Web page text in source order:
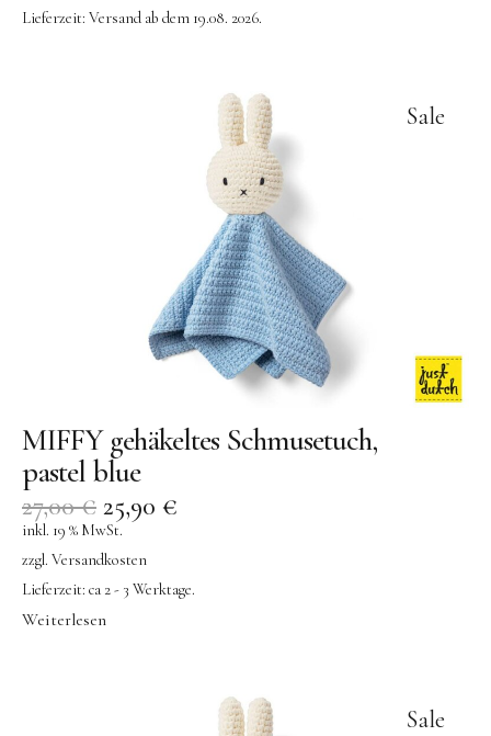
Lieferzeit: Versand ab dem 19.08. 2026.
Sale
MIFFY gehäkeltes Schmusetuch,
pastel blue
27,00€ 25,90 €
inkl. 19 % MwSt.
zzgl. Versandkosten
Lieferzeit: ca 2 - 3 Werktage.
Weiterlesen
Sale